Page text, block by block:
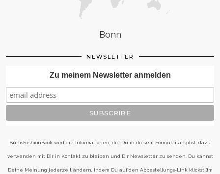
Bonn
NEWSLETTER
Zu meinem Newsletter anmelden
BrinisFashionBook wird die Informationen, die Du in diesem Formular angibst, dazu
verwenden mit Dir in Kontakt zu bleiben und Dir Newsletter zu senden. Du kannst
Deine Meinung jederzeit ändern, indem Du auf den Abbestellungs-Link klickst (im